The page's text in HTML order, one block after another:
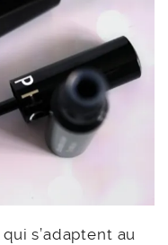
s’adaptent au